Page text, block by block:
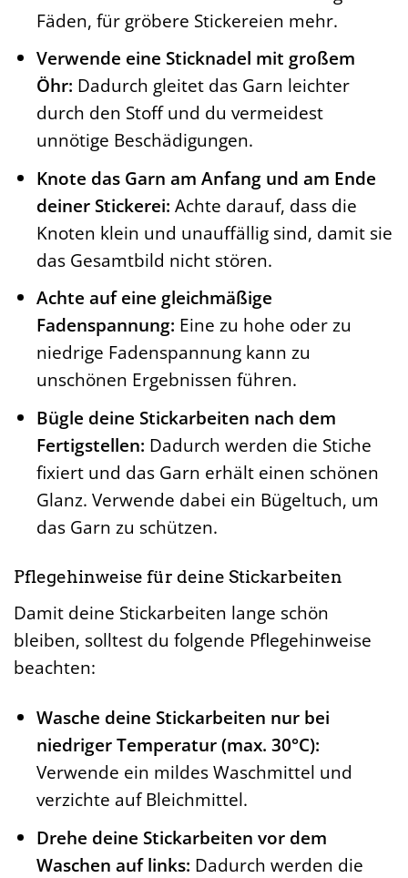
Fäden, für gröbere Stickereien mehr.
Verwende eine Sticknadel mit großem
Öhr: Dadurch gleitet das Garn leichter
durch den Stoff und du vermeidest
unnötige Beschädigungen.
Knote das Garn am Anfang und am Ende
deiner Stickerei: Achte darauf, dass die
Knoten klein und unauffällig sind, damit sie
das Gesamtbild nicht stören.
Achte auf eine gleichmäßige
Fadenspannung: Eine zu hohe oder zu
niedrige Fadenspannung kann zu
unschönen Ergebnissen führen.
Bügle deine Stickarbeiten nach dem
Fertigstellen: Dadurch werden die Stiche
fixiert und das Garn erhält einen schönen
Glanz. Verwende dabei ein Bügeltuch, um
das Garn zu schützen.
Pflegehinweise für deine Stickarbeiten
Damit deine Stickarbeiten lange schön
bleiben, solltest du folgende Pflegehinweise
beachten:
Wasche deine Stickarbeiten nur bei
niedriger Temperatur (max. 30°C):
Verwende ein mildes Waschmittel und
verzichte auf Bleichmittel.
Drehe deine Stickarbeiten vor dem
Waschen auf links: Dadurch werden die